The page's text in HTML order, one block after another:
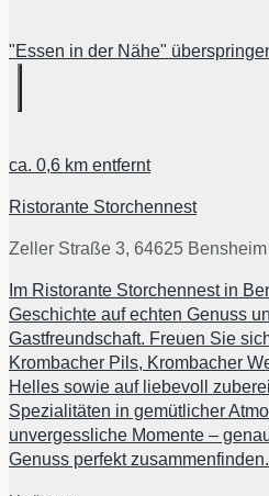
"Essen in der Nähe"
ca. 0,6 km entfernt
Ristorante Storchennest
Zeller Straße 3, 64625 Bensheim
Im Ristorante Storchennest in
Geschichte auf echten Genuss
Gastfreundschaft. Freuen Sie
Krombacher Pils, Krombacher
Helles sowie auf liebevoll
Spezialitäten in gemütlicher
unvergessliche Momente –
Genuss perfekt zusammenfinden.